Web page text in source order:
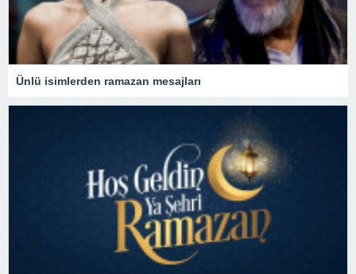
Ünlü isimlerden ramazan mesajları